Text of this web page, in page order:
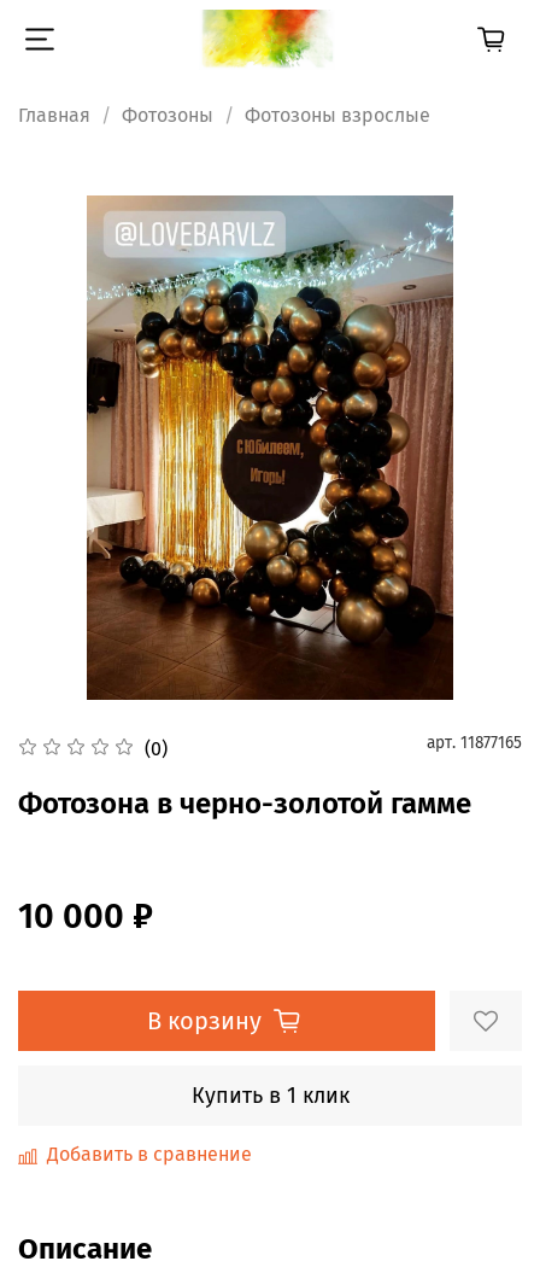
Главная Фотозоны Фотозоны взрослые
(0) арт. 11877165
Фотозона в черно-золотой гамме
10 000 ₽
В корзину
Купить в 1 клик
Добавить в сравнение
Описание